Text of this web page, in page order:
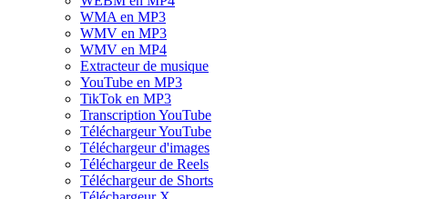
WMA en MP3
WMV en MP3
WMV en MP4
Extracteur de musique
YouTube en MP3
TikTok en MP3
Transcription YouTube
Téléchargeur YouTube
Téléchargeur d'images
Téléchargeur de Reels
Téléchargeur de Shorts